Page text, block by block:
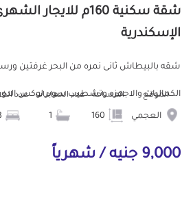
شقة سكنية 160م
الإسكندرية
شقه بالبيطاش ثانى نمره من البحر غرفتين
الكماليات والاجهزه وتشطيب سوبر لوكس
الموقع
العجمي
المساحة عدد الحمامات عدد
9,000 جنيه / شهرياً